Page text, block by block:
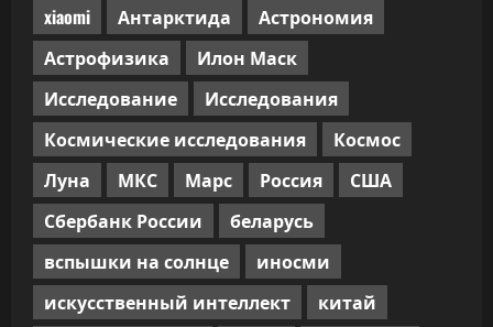
xiaomi
Антарктида
Астрономия
Астрофизика
Илон Маск
Исследование
Исследования
Космические исследования
Космос
Луна
МКС Марс Россия
США
Сбербанк России
беларусь
вспышки на солнце
иносми
искусственный интеллект
китай